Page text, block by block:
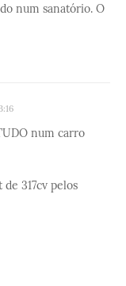
num sanatório. O
num carro
317cv pelos